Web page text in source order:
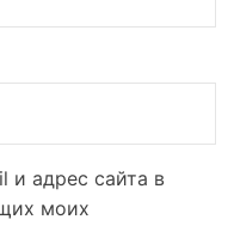
и адрес сайта в
моих